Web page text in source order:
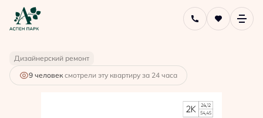
2-комнатная 8 746 747 руб.
Ипотека
Дизайнерский ремонт
9 человексмотрели эту квартиру за 24 часа